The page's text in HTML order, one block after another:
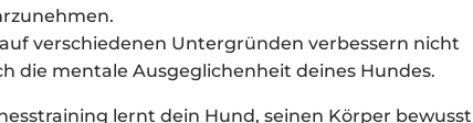
verschiedenen Untergründen verbessern nicht
die mentale Ausgeglichenheit deines Hundes.
lernt dein Hund, seinen Körper bewusst